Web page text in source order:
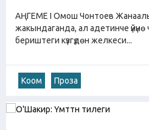
АҢГЕМЕ I Омош Чонтоев Жанаалы
жакындаганда, ал адетинче үйүнө
бериштеги күзгүдөн желкеси...
Коом Проза